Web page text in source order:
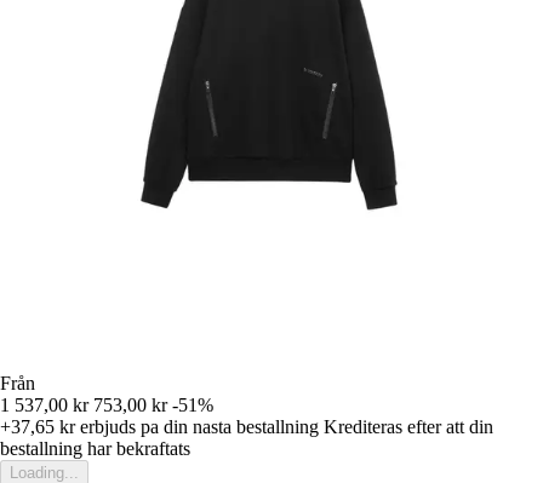
Från
1 537,00 kr 753,00 kr -51%
+37,65 krerbjuds pa din nasta bestallning Krediteras efter att din
bestallning har bekraftats
Loading...